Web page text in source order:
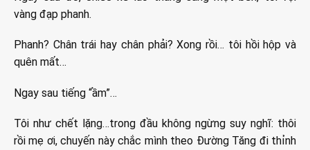
vàng đạp phanh.
Phanh? Chân trái hay chân phải? Xong rồi… tôi hồi hộp và
quên mất…
Ngay sau tiếng “ầm”…
Tôi như chết lặng…trong đầu không ngừng suy nghĩ: thôi
rồi mẹ ơi, chuyến này chắc mình theo Đường Tăng đi thỉnh